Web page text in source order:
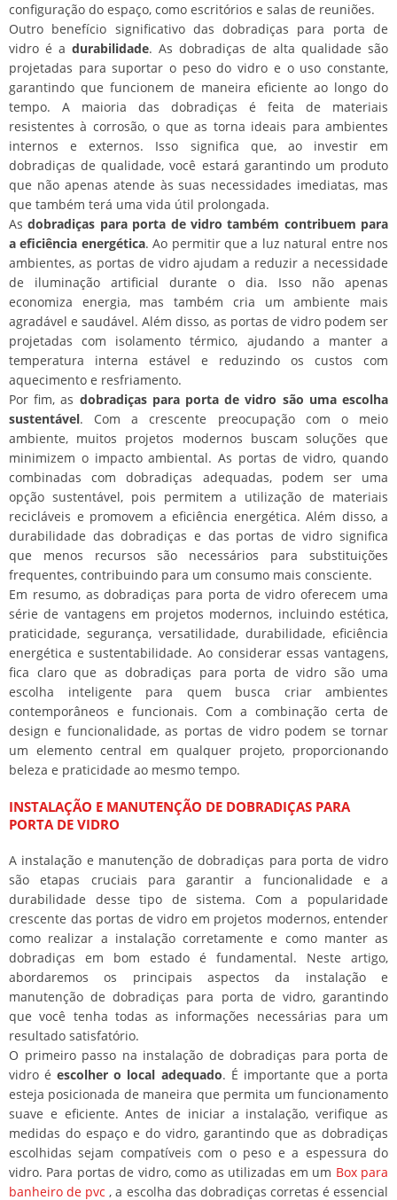
configuração do espaço, como escritórios e salas de reuniões.
Outro benefício significativo das dobradiças para porta de
vidro é a durabilidade. As dobradiças de alta qualidade são
projetadas para suportar o peso do vidro e o uso constante,
garantindo que funcionem de maneira eficiente ao longo do
tempo. A maioria das dobradiças é feita de materiais
resistentes à corrosão, o que as torna ideais para ambientes
internos e externos. Isso significa que, ao investir em
dobradiças de qualidade, você estará garantindo um produto
que não apenas atende às suas necessidades imediatas, mas
que também terá uma vida útil prolongada.
Asdobradiças para porta de vidro também contribuem para
a eficiência energética. Ao permitir que a luz natural entre nos
ambientes, as portas de vidro ajudam a reduzir a necessidade
de iluminação artificial durante o dia. Isso não apenas
economiza energia, mas também cria um ambiente mais
agradável e saudável. Além disso, as portas de vidro podem ser
projetadas com isolamento térmico, ajudando a manter a
temperatura interna estável e reduzindo os custos com
aquecimento e resfriamento.
Por fim, as dobradiças para porta de vidro são uma escolha
sustentável. Com a crescente preocupação com o meio
ambiente, muitos projetos modernos buscam soluções que
minimizem o impacto ambiental. As portas de vidro, quando
combinadas com dobradiças adequadas, podem ser uma
opção sustentável, pois permitem a utilização de materiais
recicláveis e promovem a eficiência energética. Além disso, a
durabilidade das dobradiças e das portas de vidro significa
que menos recursos são necessários para substituições
frequentes, contribuindo para um consumo mais consciente.
Em resumo, as dobradiças para porta de vidro oferecem uma
série de vantagens em projetos modernos, incluindo estética,
praticidade, segurança, versatilidade, durabilidade, eficiência
energética e sustentabilidade. Ao considerar essas vantagens,
fica claro que as dobradiças para porta de vidro são uma
escolha inteligente para quem busca criar ambientes
contemporâneos e funcionais. Com a combinação certa de
design e funcionalidade, as portas de vidro podem se tornar
um elemento central em qualquer projeto, proporcionando
beleza e praticidade ao mesmo tempo.
INSTALAÇÃO E MANUTENÇÃO DE DOBRADIÇAS PARA
PORTA DE VIDRO
A instalação e manutenção de dobradiças para porta de vidro
são etapas cruciais para garantir a funcionalidade e a
durabilidade desse tipo de sistema. Com a popularidade
crescente das portas de vidro em projetos modernos, entender
como realizar a instalação corretamente e como manter as
dobradiças em bom estado é fundamental. Neste artigo,
abordaremos os principais aspectos da instalação e
manutenção de dobradiças para porta de vidro, garantindo
que você tenha todas as informações necessárias para um
resultado satisfatório.
O primeiro passo na instalação de dobradiças para porta de
vidro éescolher o local adequado. É importante que a porta
esteja posicionada de maneira que permita um funcionamento
suave e eficiente. Antes de iniciar a instalação, verifique as
medidas do espaço e do vidro, garantindo que as dobradiças
escolhidas sejam compatíveis com o peso e a espessura do
vidro. Para portas de vidro, como as utilizadas em um Box para
banheiro de pvc, a escolha das dobradiças corretas é essencial